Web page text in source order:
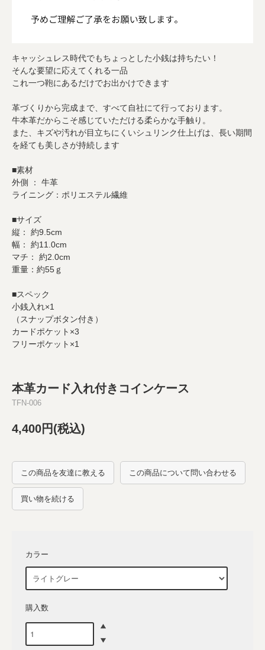
キャッシュレス時代でもちょっとした小銭は持ちたい！
そんな要望に応えてくれる一品
これ一つ鞄にあるだけでお出かけできます
革づくりから完成まで、すべて自社にて行っております。
牛本革だからこそ感じていただける柔らかな手触り。
また、キズや汚れが目立ちにくいシュリンク仕上げは、長い期間
を経ても美しさが持続します
■素材
外側 ： 牛革
ライニング：ポリエステル繊維
■サイズ
縦： 約9.5cm
幅： 約11.0cm
マチ： 約2.0cm
重量：約55ｇ
■スペック
小銭入れ×1
（スナップボタン付き）
カードポケット×3
フリーポケット×1
本革カード入れ付きコインケース
TFN-006
4,400円(税込)
この商品を友達に教える この商品について問い合わせる
買い物を続ける
カラー
購入数